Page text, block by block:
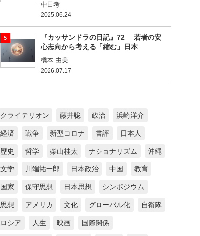
中田考
2025.06.24
『カッサンドラの日記』72 若者の安
心志向から考える「縮む」日本
橋本 由美
2026.07.17
クライテリオン 藤井聡 政治 浜崎洋介
経済 戦争 新型コロナ 書評 日本人
歴史 哲学 柴山桂太 ナショナリズム 沖縄
文学 川端祐一郎 日本政治 中国 教育
国家 保守思想 日本思想 シンポジウム
思想 アメリカ 文化 グローバル化 自衛隊
ロシア 人生 映画 国際関係